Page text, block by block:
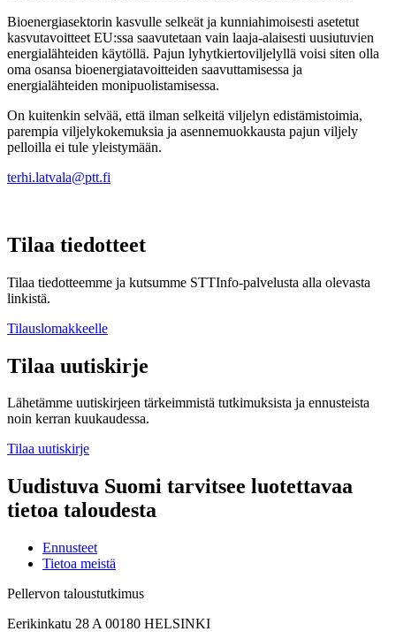
Bioenergiasektorin kasvulle selkeät ja kunniahimoisesti asetetut
kasvutavoitteet EU:ssa saavutetaan vain laaja-alaisesti uusiutuvien
energialähteiden käytöllä. Pajun lyhytkiertoviljelyllä voisi siten olla
oma osansa bioenergiatavoitteiden saavuttamisessa ja
energialähteiden monipuolistamisessa.
On kuitenkin selvää, että ilman selkeitä viljelyn edistämistoimia,
parempia viljelykokemuksia ja asennemuokkausta pajun viljely
pelloilla ei tule yleistymään.
terhi.latvala@ptt.fi
Tilaa tiedotteet
Tilaa tiedotteemme ja kutsumme STTInfo-palvelusta alla olevasta
linkistä.
Tilauslomakkeelle
Tilaa uutiskirje
Lähetämme uutiskirjeen tärkeimmistä tutkimuksista ja ennusteista
noin kerran kuukaudessa.
Tilaa uutiskirje
Uudistuva Suomi tarvitsee luotettavaa
tietoa taloudesta
Ennusteet
Tietoa meistä
Pellervon taloustutkimus
Eerikinkatu 28 A 00180 HELSINKI